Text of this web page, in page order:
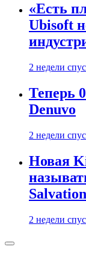
«Есть
Ubisoft
2 недели
Теперь
Denuvo
2 недели
Новая
Salvation
2 недели